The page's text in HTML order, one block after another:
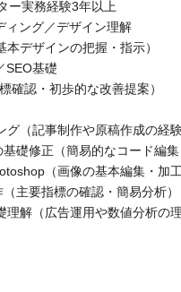
ー実務経験3年以上
ィング／デザイン理解
本デザインの把握・指示）
SEO基礎
確認・初歩的な改善提案）
グ（記事制作や原稿作成の経験
基礎修正（簡易的なコード編集
（画像の基本編集・加工
（主要指標の確認・簡易分析）
理解（広告運用や数値分析の理